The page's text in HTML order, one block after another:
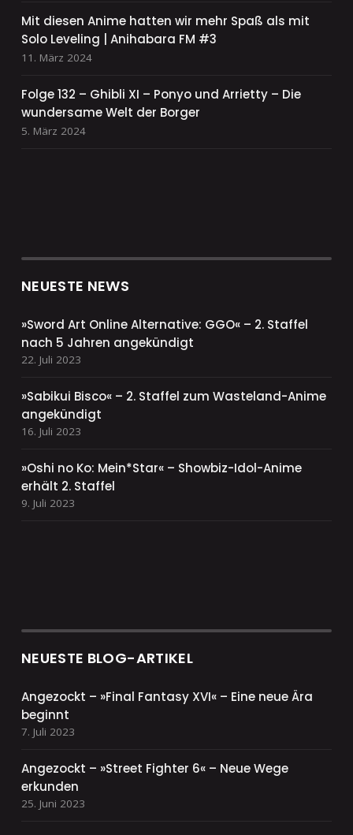
Mit diesen Anime hatten wir mehr Spaß als mit
Solo Leveling | Anihabara FM #3
11. März 2024
Folge 132 – Ghibli XI – Ponyo und Arrietty – Die
wundersame Welt der Borger
5. März 2024
NEUESTE NEWS
»Sword Art Online Alternative: GGO« – 2. Staffel
nach 5 Jahren angekündigt
22. Juli 2023
»Sabikui Bisco« – 2. Staffel zum Wasteland-Anime
angekündigt
16. Juli 2023
»Oshi no Ko: Mein*Star« – Showbiz-Idol-Anime
erhält 2. Staffel
9. Juli 2023
NEUESTE BLOG-ARTIKEL
Angezockt – »Final Fantasy XVI« – Eine neue Ära
beginnt
7. Juli 2023
Angezockt – »Street Fighter 6« – Neue Wege
erkunden
25. Juni 2023